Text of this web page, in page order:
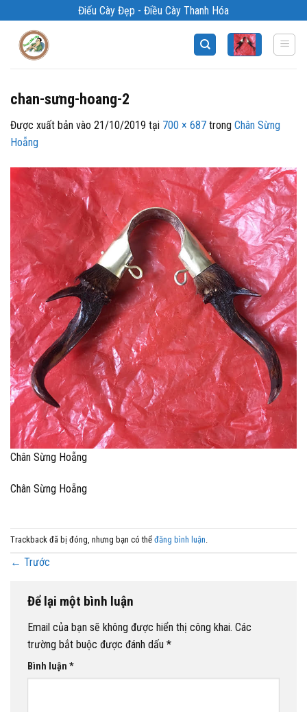
qua
Điếu Cày Đẹp - Điều Cày Thanh Hóa
chan-sưng-hoang-2
Được xuất bản vào 21/10/2019 tại 700 × 687 trong Chân Sừng
Hoẵng
Chân Sừng Hoẵng
Chân Sừng Hoẵng
Trackback đã bị đóng, nhưng bạn có thể đăng bình luận.
← Trước
Để lại một bình luận
Email của bạn sẽ không được hiển thị công khai. Các
trường bắt buộc được đánh dấu *
Bình luận *